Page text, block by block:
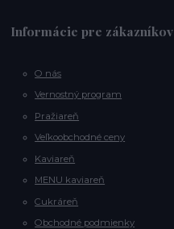
Informácie pre zákazníkov
O nás
Vernostný program
Pražiareň
Veľkoobchodné ceny
Kaviareň
MENU kaviareň
Cukráreň
Obchodné podmienky